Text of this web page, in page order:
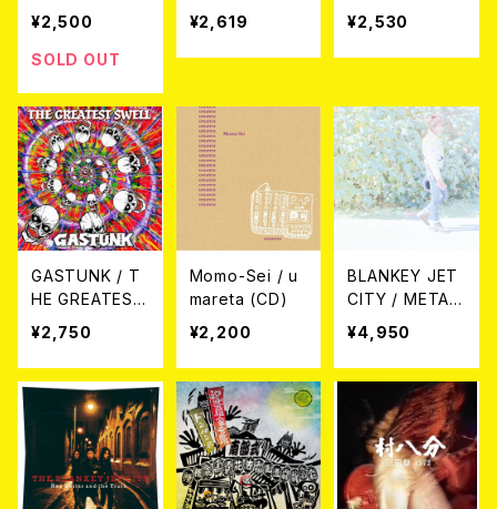
/ いかしたベイ
ビーc/wサブリ
ナ 7EP
¥2,500
SOLD OUT
ed CD
¥2,619
12"
¥2,530
GASTUNK / T
HE GREATEST
SWELL CD
¥2,750
Momo-Sei / u
mareta (CD)
¥2,200
BLANKEY JET
CITY / METAL
MOON LP
¥4,950